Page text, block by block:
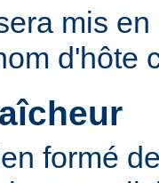
mis
d'hôte
formé